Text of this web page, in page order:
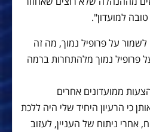
למועדון".
על פרופיל נמוך, מה זה
פרופיל נמוך מלהתחרות ברמה
ממועדונים אחרים
כי הרעיון היחיד שלי היה ללכת
אחרי ניתוח של העניין, לעזוב